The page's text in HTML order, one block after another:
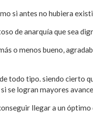
si antes no hubiera
de anarquía que sea
o menos bueno,
todo tipo. siendo cierto
se logran mayores
llegar a un